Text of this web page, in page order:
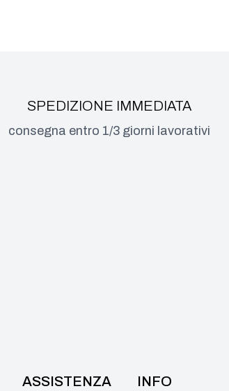
SPEDIZIONE IMMEDIATA
consegna entro 1/3 giorni lavorativi
ASSISTENZA INFO